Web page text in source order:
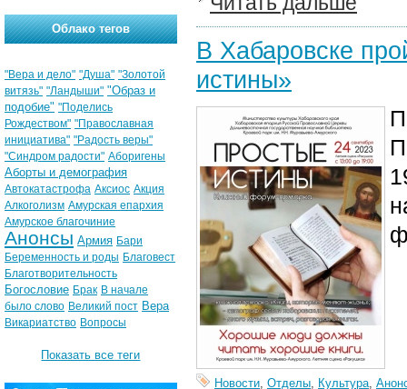
В Хабаровске
истины»
Новости, Отделы, Культура,
Облако тегов
"Вера и дело" "Душа" "Золотой
витязь" "Ландыши" "Образ и
подобие" "Поделись
Рождеством" "Православная
инициатива" "Радость веры"
"Синдром радости" Аборигены
Аборты и демография
Автокатастрофа Аксиос Акция
Алкоголизм Амурская епархия
Амурское благочиние
Анонсы Армия Бари
Беременность и роды Благовест
Благотворительность
Богословие Брак В начале
было слово Великий пост Вера
Викариатство Вопросы
Показать все теги